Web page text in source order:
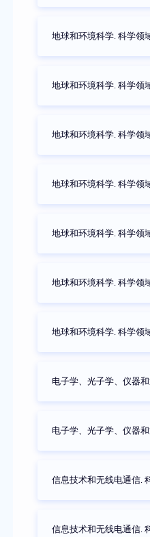
地球和环境科学. 科学领
地球和环境科学. 科学领
地球和环境科学. 科学领
地球和环境科学. 科学领
地球和环境科学. 科学领
地球和环境科学. 科学领
地球和环境科学. 科学领
电子学、光子学、仪器
电子学、光子学、仪器
信息技术和无线电通信.
信息技术和无线电通信.